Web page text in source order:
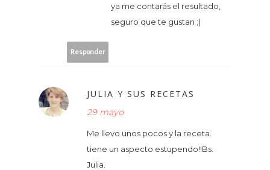
ya me contarás el resultado,
seguro que te gustan ;)
Responder
JULIA Y SUS RECETAS
29 mayo
Me llevo unos pocos y la receta.
tiene un aspecto estupendo!!Bs.
Julia.